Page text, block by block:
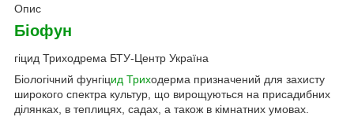
Опис
Біофун
гіцид Триходрема БТУ-Центр Україна
Біологічний фунгіцид Триходерма призначений для захисту
широкого спектра культур, що вирощуються на присадибних
ділянках, в теплицях, садах, а також в кімнатних умовах.